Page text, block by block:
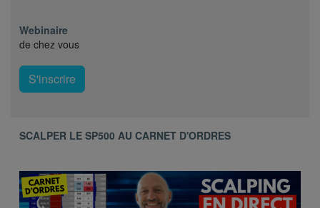
Webinaire
de chez vous
S'inscrire
SCALPER LE SP500 AU CARNET D'ORDRES